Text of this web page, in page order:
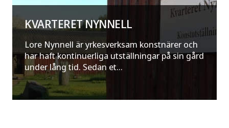
KVARTERET NYNNELL
Lore Nynnell är yrkesverksam konstnärer och
har haft kontinuerliga utställningar på sin gård
under lång tid. Sedan et...